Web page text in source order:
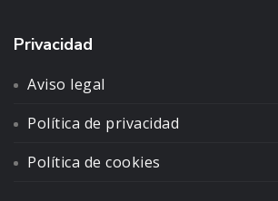
Privacidad
Aviso legal
Política de privacidad
Política de cookies